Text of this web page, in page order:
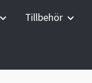
Tillbehör